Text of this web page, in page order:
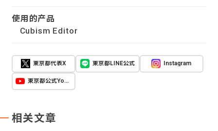
使用的产品
Cubism Editor
東京都代表X 東京都LINE公式 Instagram
東京都公式YouTube
相关文章